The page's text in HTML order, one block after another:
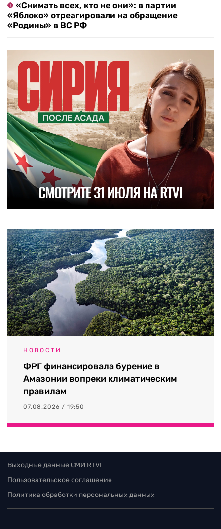
«Снимать всех, кто не они»: в партии
«Яблоко» отреагировали на обращение
«Родины» в ВС РФ
НОВОСТИ
ФРГ финансировала бурение в
Амазонии вопреки климатическим
правилам
07.08.2026 / 19:50
Выходные данные СМИ RTVI
Пользовательское соглашение
Политика обработки персональных данных